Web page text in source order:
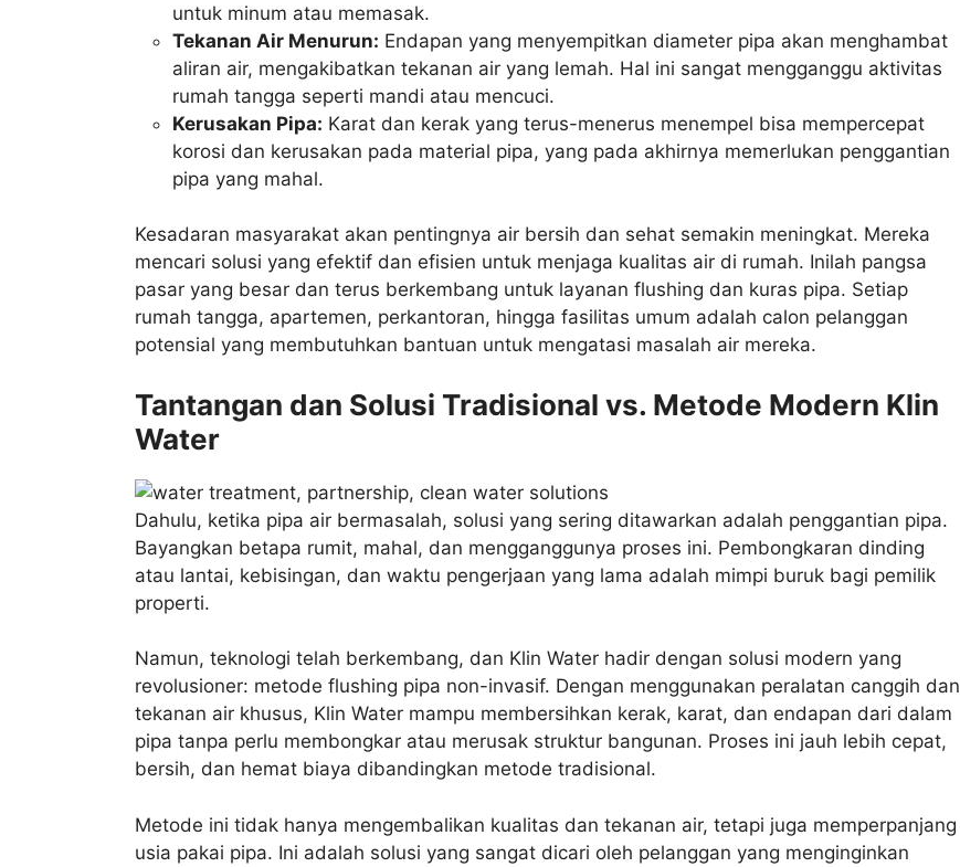
untuk minum atau memasak.
Tekanan Air Menurun: Endapan yang menyempitkan diameter pipa akan menghambat
aliran air, mengakibatkan tekanan air yang lemah. Hal ini sangat mengganggu aktivitas
rumah tangga seperti mandi atau mencuci.
Kerusakan Pipa: Karat dan kerak yang terus-menerus menempel bisa mempercepat
korosi dan kerusakan pada material pipa, yang pada akhirnya memerlukan penggantian
pipa yang mahal.
Kesadaran masyarakat akan pentingnya air bersih dan sehat semakin meningkat. Mereka
mencari solusi yang efektif dan efisien untuk menjaga kualitas air di rumah. Inilah pangsa
pasar yang besar dan terus berkembang untuk layanan flushing dan kuras pipa. Setiap
rumah tangga, apartemen, perkantoran, hingga fasilitas umum adalah calon pelanggan
potensial yang membutuhkan bantuan untuk mengatasi masalah air mereka.
Tantangan dan Solusi Tradisional vs. Metode Modern Klin
Water
Dahulu, ketika pipa air bermasalah, solusi yang sering ditawarkan adalah penggantian pipa.
Bayangkan betapa rumit, mahal, dan mengganggunya proses ini. Pembongkaran dinding
atau lantai, kebisingan, dan waktu pengerjaan yang lama adalah mimpi buruk bagi pemilik
properti.
Namun, teknologi telah berkembang, dan Klin Water hadir dengan solusi modern yang
revolusioner: metode flushing pipa non-invasif. Dengan menggunakan peralatan canggih dan
tekanan air khusus, Klin Water mampu membersihkan kerak, karat, dan endapan dari dalam
pipa tanpa perlu membongkar atau merusak struktur bangunan. Proses ini jauh lebih cepat,
bersih, dan hemat biaya dibandingkan metode tradisional.
Metode ini tidak hanya mengembalikan kualitas dan tekanan air, tetapi juga memperpanjang
usia pakai pipa. Ini adalah solusi yang sangat dicari oleh pelanggan yang menginginkan